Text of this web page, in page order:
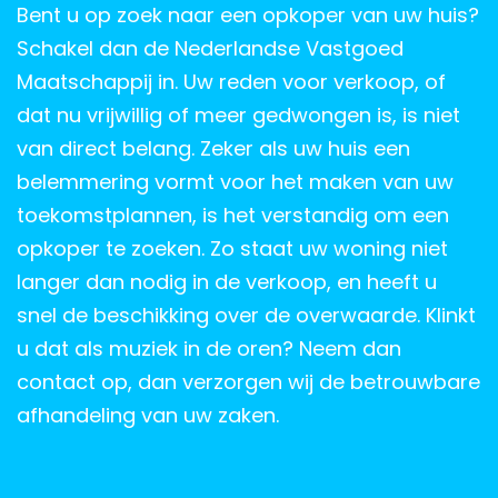
Bent u op zoek naar een opkoper van uw huis?
Schakel dan de Nederlandse Vastgoed
Maatschappij in. Uw reden voor verkoop, of
dat nu vrijwillig of meer gedwongen is, is niet
van direct belang. Zeker als uw huis een
belemmering vormt voor het maken van uw
toekomstplannen, is het verstandig om een
opkoper te zoeken. Zo staat uw woning niet
langer dan nodig in de verkoop, en heeft u
snel de beschikking over de overwaarde. Klinkt
u dat als muziek in de oren? Neem dan
contact op, dan verzorgen wij de betrouwbare
afhandeling van uw zaken.